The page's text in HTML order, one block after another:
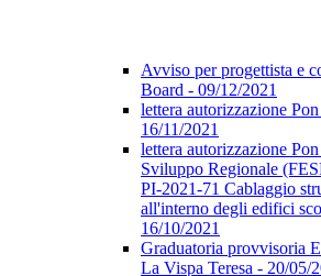
Avviso per progettista e
Board - 09/12/2021
lettera autorizzazione
16/11/2021
lettera autorizzazione
Sviluppo Regionale
PI-2021-71 Cablaggio
all'interno degli edifici
16/10/2021
Graduatoria provvisoria
La Vispa Teresa - 20/05/